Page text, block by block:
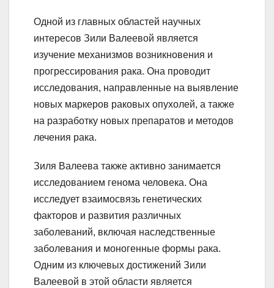
Одной из главных областей научных
интересов Зили Валеевой является
изучение механизмов возникновения и
прогрессирования рака. Она проводит
исследования, направленные на выявление
новых маркеров раковых опухолей, а также
на разработку новых препаратов и методов
лечения рака.
Зиля Валеева также активно занимается
исследованием генома человека. Она
исследует взаимосвязь генетических
факторов и развития различных
заболеваний, включая наследственные
заболевания и моногенные формы рака.
Одним из ключевых достижений Зили
Валеевой в этой области является